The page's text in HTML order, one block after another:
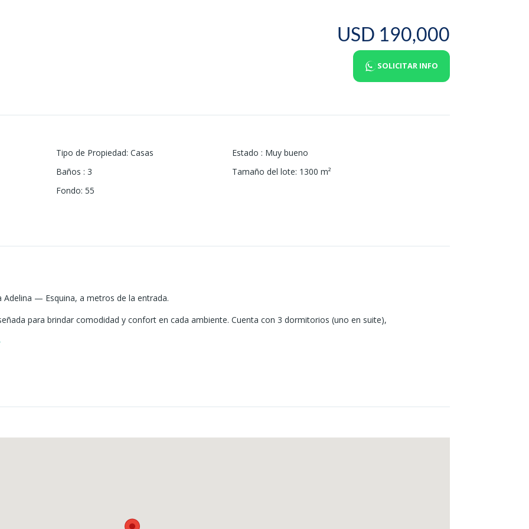
USD 190,000
SOLICITAR INFO
Tipo de Propiedad: Casas Estado : Muy bueno
Baños : 3 Tamaño del lote: 1300 m²
Fondo: 55
Adelina — Esquina, a metros de la entrada.
para brindar comodidad y confort en cada ambiente. Cuenta con 3 dormitorios (uno en suite),